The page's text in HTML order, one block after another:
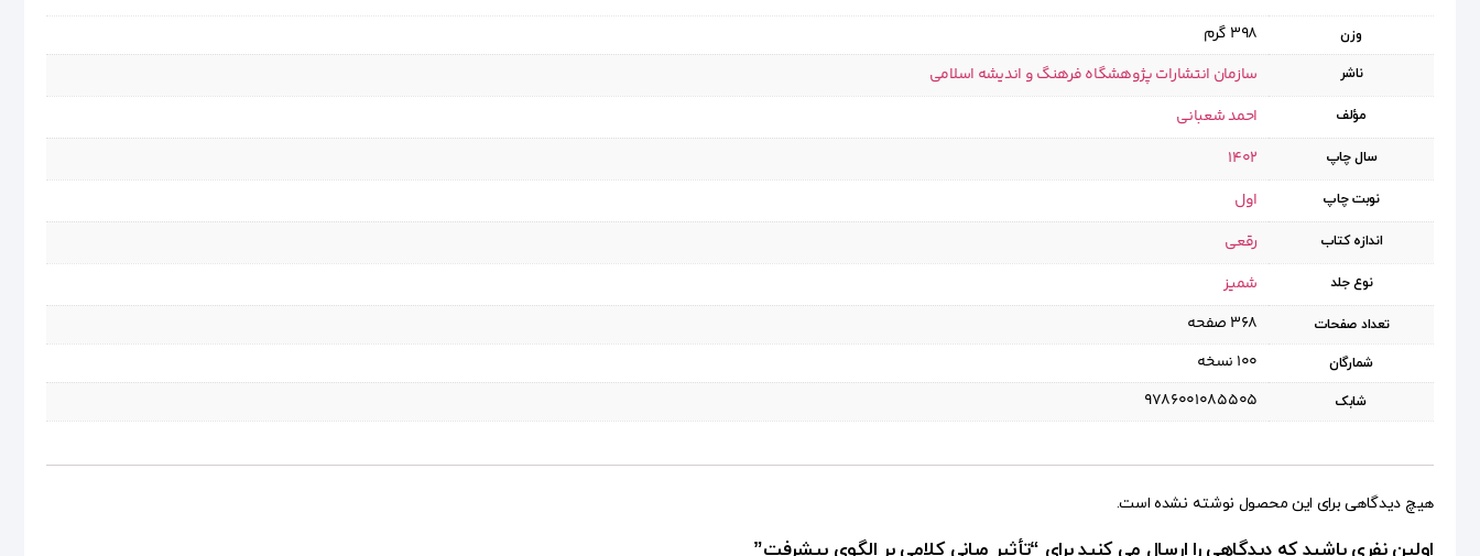
وزن 398 گرم
ناشر سازمان انتشارات پژوهشگاه فرهنگ و اندیشه اسلامی
مؤلف احمد شعبانی
سال چاپ 1402
نوبت چاپ اول
اندازه کتاب رقعی
نوع جلد شمیز
تعداد صفحات ۳۶۸ صفحه
شمارگان ۱۰۰ نسخه
شابک 9786001085505
هیچ دیدگاهی برای این محصول نوشته نشده است.
اولین نفری باشید که دیدگاهی را ارسال می کنید برای “تأثیر مبانی کلامی بر الگوی پیشرفت”